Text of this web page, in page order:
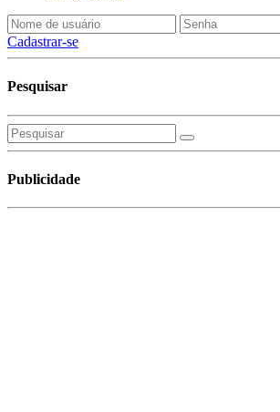
Cadastrar-se
Pesquisar
Publicidade